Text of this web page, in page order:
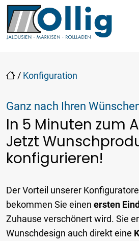
zur Top-Navigation
zur Hauptnavigation
Inhalt springen
zum Footer
Hauptnavigation
/ Konfiguration
Ganz nach Ihren
In 5 Minuten zum
Jetzt
konfigurieren!
Der Vorteil unserer
bekommen Sie einen ersten
Zuhause verschönert wird. Sie
Wunschdesign auch direkt eine